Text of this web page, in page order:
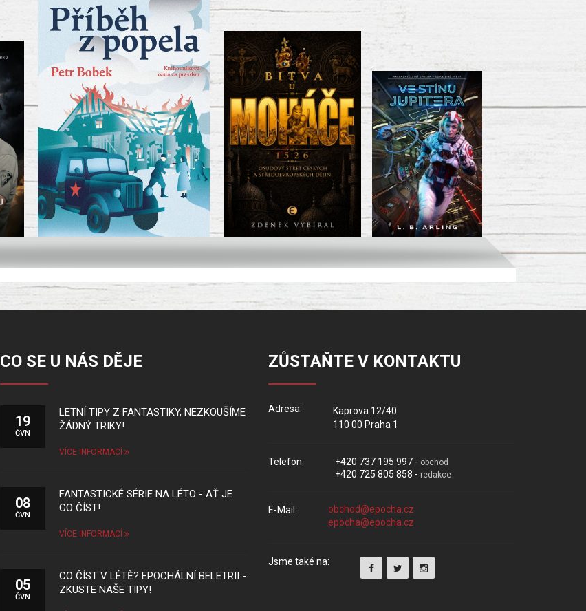
CO SE U NÁS DĚJE
19
ČVN
LETNÍ TIPY Z FANTASTIKY, NEZKOUŠÍME
ŽÁDNÝ TRIKY!
VÍCE INFORMACÍ
08
ČVN
FANTASTICKÉ SÉRIE NA LÉTO - AŤ JE
CO ČÍST!
VÍCE INFORMACÍ
05
ČVN
CO ČÍST V LÉTĚ? EPOCHÁLNÍ BELETRII -
ZKUSTE NAŠE TIPY!
ZŮSTAŇTE V KONTAKTU
Adresa:
Kaprova 12/40
110 00 Praha 1
Telefon: +420 737 195 997 - obchod
+420 725 805 858 - redakce
E-Mail:
Jsme také na: